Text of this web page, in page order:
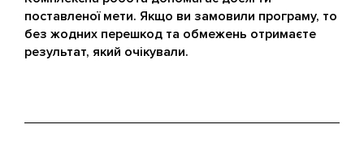
поставленої мети. Якщо ви замовили програму, то
без жодних перешкод та обмежень отримаєте
результат, який очікували.